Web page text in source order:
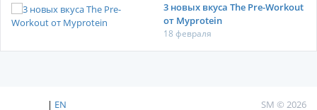
3 новых вкуса The Pre-Workout
от Myprotein
18 февраля
| EN SM © 2026